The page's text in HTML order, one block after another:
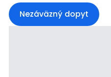
Nezáväzný dopyt